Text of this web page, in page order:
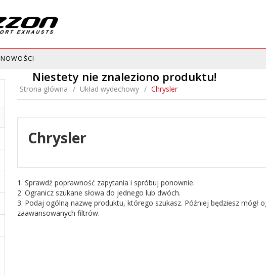
NOWOŚCI
Strona główna Układ wydechowy Chrysler
Chrysler
Niestety nie znaleziono produktu!
1. Sprawdź poprawność zapytania i spróbuj ponownie.
2. Ogranicz szukane słowa do jednego lub dwóch.
3. Podaj ogólną nazwę produktu, którego szukasz. Później będziesz mógł
zaawansowanych filtrów.